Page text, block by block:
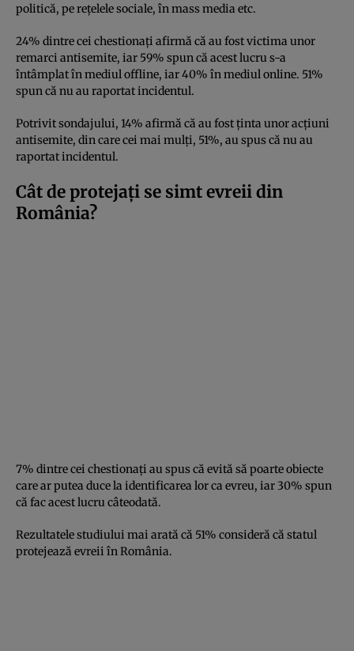
politică, pe rețelele sociale, în mass media etc.
24% dintre cei chestionați afirmă că au fost victima unor
remarci antisemite, iar 59% spun că acest lucru s-a
întâmplat în mediul offline, iar 40% în mediul online. 51%
spun că nu au raportat incidentul.
Potrivit sondajului, 14% afirmă că au fost ținta unor acțiuni
antisemite, din care cei mai mulți, 51%, au spus că nu au
raportat incidentul.
Cât de protejați se simt evreii din
România?
7% dintre cei chestionați au spus că evită să poarte obiecte
care ar putea duce la identificarea lor ca evreu, iar 30% spun
că fac acest lucru câteodată.
Rezultatele studiului mai arată că 51% consideră că statul
protejează evreii în România.